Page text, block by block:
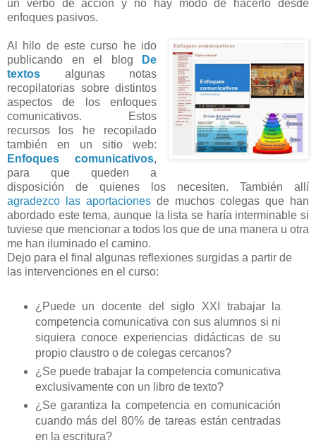
un verbo de acción y no hay modo de hacerlo desde
enfoques pasivos.
Al hilo de este curso he ido
publicando en el blog
De
textos algunas notas
recopilatorias sobre distintos
aspectos de los enfoques
comunicativos. Estos
recursos los he recopilado
también en un sitio web:
Enfoques comunicativos,
para que queden a
disposición de quienes los necesiten. También allí
agradezco las aportaciones de muchos colegas que han
abordado este tema, aunque la lista se haría interminable si
tuviese que mencionar a todos los que de una manera u otra
me han iluminado el camino.
Dejo para el final algunas reflexiones surgidas a partir de
las intervenciones en el curso:
¿Puede un docente del siglo XXI trabajar la
competencia comunicativa con sus alumnos si ni
siquiera conoce experiencias didácticas de su
propio claustro o de colegas cercanos?
¿Se puede trabajar la competencia comunicativa
exclusivamente con un libro de texto?
¿Se garantiza la competencia en comunicación
cuando más del 80% de tareas están centradas
en la escritura?